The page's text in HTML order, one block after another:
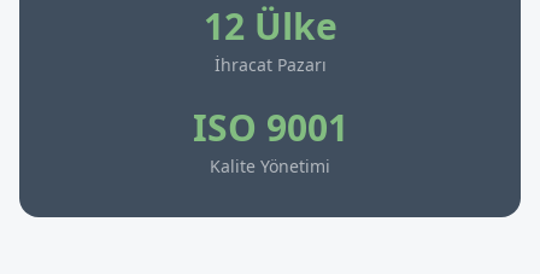
12 Ülke
İhracat Pazarı
ISO 9001
Kalite Yönetimi